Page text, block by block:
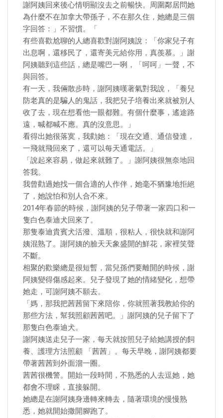
謝阿姨回來後心情明顯沒去之前暢快。周圍鄰居問她
為什麼不在加拿大帶孫子，不在那久住，她總是三個
字回答：」不習慣。「
有些喜歡尬聊的人總喜歡對謝阿姨說：「你家兒子有
出息啊，還移民了，還寄美元給你用，真羨慕。」謝
阿姨聽到這些話，總是嘴巴一咧，「呵呵」一聲，不
與回答。
有一天，我倆散步時，謝阿姨嘆著氣對我說，「養兒
防老真的是騙人的鬼話，我把兒子培養出來就被別人
收了去，現在想看他一眼都難。有個什麼事，遙途路
遠，喊都喊不應。真的沒意思。」
看得出她很落寞，我勸她：「現在交通、通信發達，
一飛就飛回來了，還可以每天通電話。」
「說起來容易，做起來就難了。」謝阿姨很無奈地回
答我。
我曾勸過她找一個合適的人作伴，她毫不猶豫地拒絕
了，她說怕和別人合不來。
2014年春節的時候，謝阿姨的兒子帶著一家四口和一
隻白色泰迪犬回來了。
那隻泰迪貴賓犬活潑、溫順，很粘人，很快就和謝阿
姨混熟了。謝阿姨的臉天天象盛開的鮮花，家裡笑聲
不斷。
相聚的歡樂總是很短暫，當兒孫們要離開的時候，謝
阿姨變得傷感起來。兒子發現了她的情緒變化，想帶
她走，可謝阿姨不願去。
「媽，那我把茜茜留下來陪你，你就照著我教給你的
那些方法，幫我照顧茜茜吧。」謝阿姨的兒子留下了
那隻白色泰迪犬。
謝阿姨送走兒子一家，每天就按照兒子給她講授的飼
養、護理方法照顧 「茜茜」。每天早晚，謝阿姨都要
帶著茜茜到外面溜一圈。
茜茜很機警。開始一段時間，不熟悉的人去逗她，她
都會不理睬，直接躲開。
她總是在謝阿姨身邊轉來轉去，隨著環境的慢慢熟
悉，她就開始撒開腳跑了。